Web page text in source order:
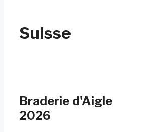
Suisse
Braderie d'Aigle
2026